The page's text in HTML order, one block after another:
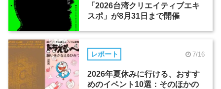
「2026台湾クリエイティブエキ
スポ」が8月31日まで開催
レポート 7/16
2026年夏休みに行ける、おすす
めのイベント10選：そのほかの